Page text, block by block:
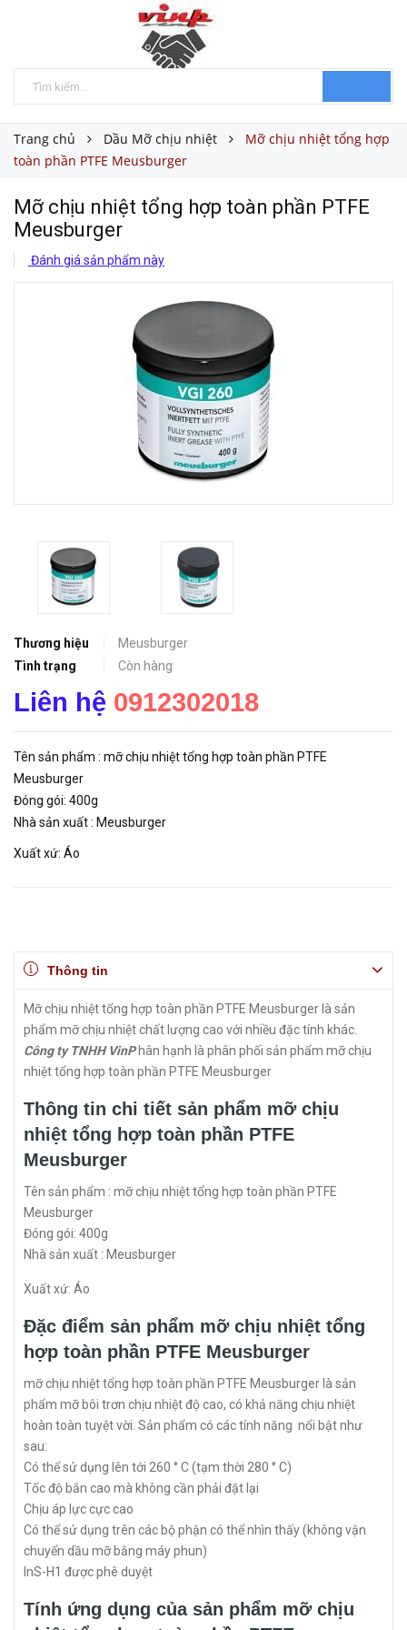
Trang chủ Dầu Mỡ chịu nhiệt
Mỡ chịu nhiệt tổng hợp
toàn phần PTFE Meusburger
Mỡ chịu nhiệt tổng hợp toàn phần PTFE
Meusburger
Đánh giá sản phẩm này
Thương hiệu
Meusburger
Tình trạng
Còn hàng
Liên hệ 0912302018
Tên sản phẩm : mỡ chịu nhiệt tổng hợp toàn phần PTFE
Meusburger
Đóng gói: 400g
Nhà sản xuất : Meusburger
Xuất xứ: Áo
Thông tin
Mỡ chịu nhiệt tổng hợp toàn phần PTFE Meusburger là sản
phẩm mỡ chịu nhiệt chất lượng cao với nhiều đặc tính khác.
Công ty TNHH VinPhân hạnh là phân phối sản phẩm mỡ chịu
nhiệt tổng hợp toàn phần PTFE Meusburger
Thông tin chi tiết sản phẩm mỡ chịu
nhiệt tổng hợp toàn phần PTFE
Meusburger
Tên sản phẩm : mỡ chịu nhiệt tổng hợp toàn phần PTFE
Meusburger
Đóng gói: 400g
Nhà sản xuất : Meusburger
Xuất xứ: Áo
Đặc điểm sản phẩm mỡ chịu nhiệt tổng
hợp toàn phần PTFE Meusburger
mỡ chịu nhiệt tổng hợp toàn phần PTFE Meusburger là sản
phẩm mỡ bôi trơn chịu nhiệt độ cao, có khả năng chịu nhiệt
hoàn toàn tuyệt vời. Sản phẩm có các tính năng nổi bật như
sau:
Có thể sử dụng lên tới 260 ° C (tạm thời 280 ° C)
Tốc độ bắn cao mà không cần phải đặt lại
Chịu áp lực cực cao
Có thể sử dụng trên các bộ phận có thể nhìn thấy (không vận
chuyển dầu mỡ bằng máy phun)
InS-H1 được phê duyệt
Tính ứng dụng của sản phẩm mỡ chịu